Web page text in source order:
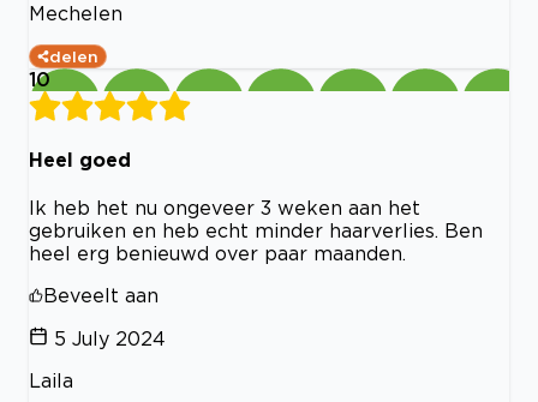
Mechelen
delen
10
Heel goed
Ik heb het nu ongeveer 3 weken aan het
gebruiken en heb echt minder haarverlies. Ben
heel erg benieuwd over paar maanden.
Beveelt aan
5 July 2024
Laila